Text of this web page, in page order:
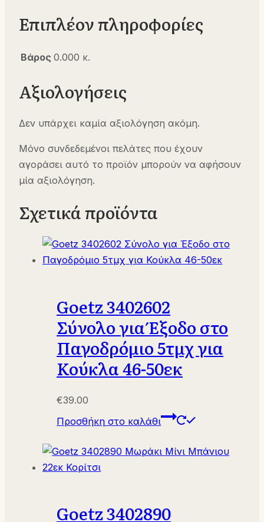
Επιπλέον πληροφορίες
Βάρος 0.000 κ.
Αξιολογήσεις
Δεν υπάρχει καμία αξιολόγηση ακόμη.
Μόνο συνδεδεμένοι πελάτες που έχουν
αγοράσει αυτό το προϊόν μπορούν να αφήσουν
μία αξιολόγηση.
Σχετικά προϊόντα
Goetz 3402602
Σύνολο για Έξοδο στο
Παγοδρόμιο 5τμχ για
Κούκλα 46-50εκ
€39.00
Προσθήκη στο καλάθι
Goetz 3402890